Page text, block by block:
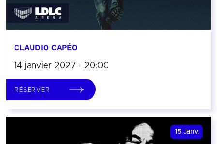
CLAUDIO CAPÉO
14 janvier 2027 - 20:00
RÉSERVER
15 Janv.